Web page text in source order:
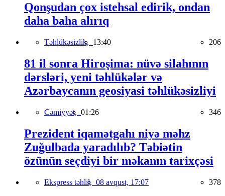
Qonşudan çox istehsal edirik, ondan
daha baha alırıq
Təhlükəsizlik, 13:40 206
81 il sonra Hiroşima: nüvə silahının
dərsləri, yeni təhlükələr və
Azərbaycanın geosiyasi təhlükəsizliyi
Cəmiyyət, 01:26 346
Prezident iqamətgahı niyə məhz
Zuğulbada yaradılıb? Təbiətin
özünün seçdiyi bir məkanın tarixçəsi
Ekspress təhlil, 08 avqust, 17:07 378